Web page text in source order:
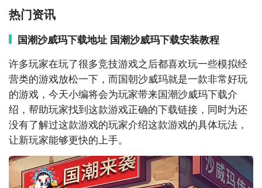
热门资讯
国潮沙威玛下载地址 国潮沙威玛下载安装教程
许多玩家在玩了很多竞技游戏之后都喜欢玩一些模拟经
营类的游戏放松一下，而国朝沙威玛就是一款非常好玩
的游戏，今天小编将会为玩家带来国潮沙威玛下载介
绍，帮助玩家找到这款游戏正确的下载链接，同时为还
没有了解过这款游戏的玩家介绍这款游戏的具体玩法，
让新玩家能够更快的上手。